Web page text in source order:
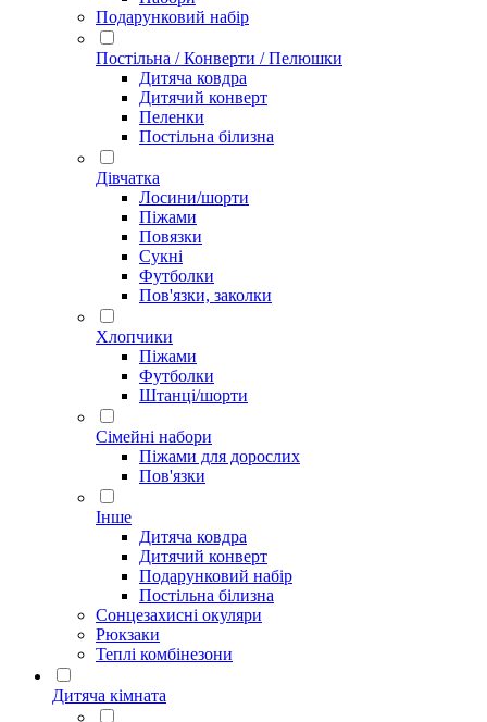
Подарунковий набір
Постільна / Конверти / Пелюшки
Дитяча ковдра
Дитячий конверт
Пеленки
Постільна білизна
Дівчатка
Лосини/шорти
Піжами
Повязки
Сукні
Футболки
Пов'язки, заколки
Хлопчики
Піжами
Футболки
Штанці/шорти
Сімейні набори
Піжами для дорослих
Пов'язки
Інше
Дитяча ковдра
Дитячий конверт
Подарунковий набір
Постільна білизна
Сонцезахисні окуляри
Рюкзаки
Теплі комбінезони
Дитяча кімната